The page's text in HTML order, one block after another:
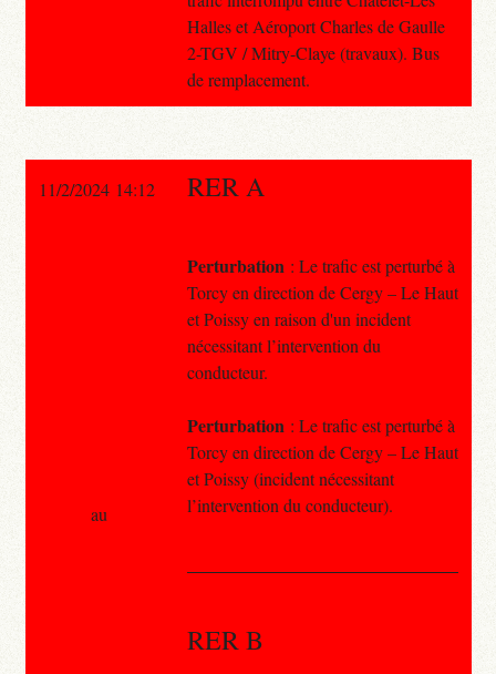
Halles et Aéroport Charles de Gaulle
2-TGV / Mitry-Claye (travaux). Bus
de remplacement.
11/2/2024 14:12 RER A
Perturbation : Le trafic est perturbé à
Torcy en direction de Cergy – Le Haut
et Poissy en raison d'un incident
nécessitant l’intervention du
conducteur.
Perturbation : Le trafic est perturbé à
Torcy en direction de Cergy – Le Haut
et Poissy (incident nécessitant
l’intervention du conducteur).
RER B
au